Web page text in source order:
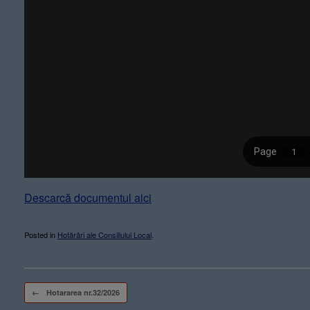
Descarcă documentul aici
Posted in Hotărâri ale Consiliului Local
Post navigation
← Hotararea nr.32/2026